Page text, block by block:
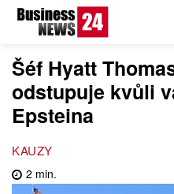
Šéf Hyatt
odstupuje kvůli
Epsteina
KAUZY
2 min.